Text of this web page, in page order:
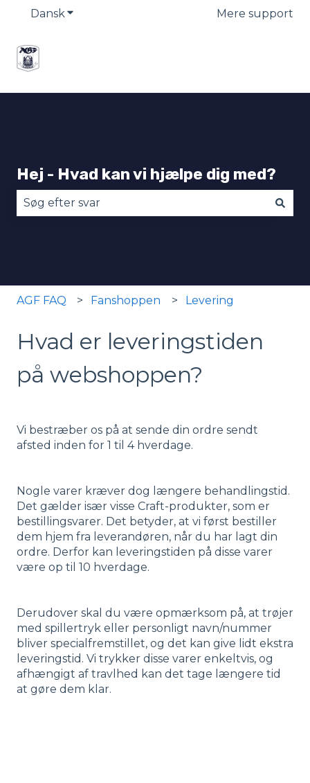
DanskVis undermenu for oversættelserMere support
Hej - Hvad kan vi hjælpe dig med?
AGF FAQ Fanshoppen Levering
Hvad er leveringstiden
på webshoppen?
Vi bestræber os på at sende din ordre sendt
afsted inden for 1 til 4 hverdage.
Nogle varer kræver dog længere behandlingstid.
Det gælder især visse Craft-produkter, som er
bestillingsvarer. Det betyder, at vi først bestiller
dem hjem fra leverandøren, når du har lagt din
ordre. Derfor kan leveringstiden på disse varer
være op til 10 hverdage.
Derudover skal du være opmærksom på, at trøjer
med spillertryk eller personligt navn/nummer
bliver specialfremstillet, og det kan give lidt ekstra
leveringstid. Vi trykker disse varer enkeltvis, og
afhængigt af travlhed kan det tage længere tid
at gøre dem klar.